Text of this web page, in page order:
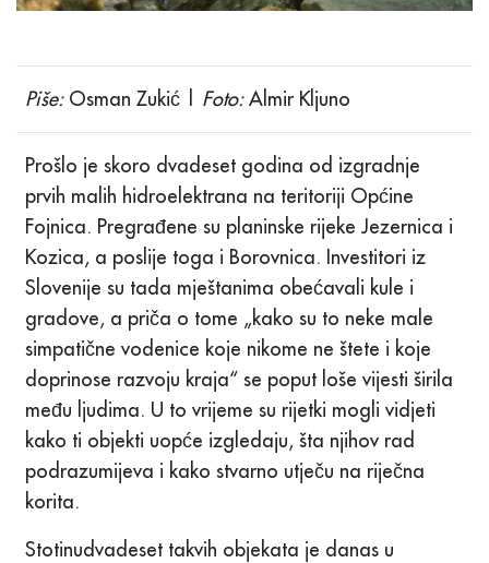
Piše: Osman Zukić | Foto: Almir Kljuno
Prošlo je skoro dvadeset godina od izgradnje
prvih malih hidroelektrana na teritoriji Općine
Fojnica. Pregrađene su planinske rijeke Jezernica i
Kozica, a poslije toga i Borovnica. Investitori iz
Slovenije su tada mještanima obećavali kule i
gradove, a priča o tome „kako su to neke male
simpatične vodenice koje nikome ne štete i koje
doprinose razvoju kraja“ se poput loše vijesti širila
među ljudima. U to vrijeme su rijetki mogli vidjeti
kako ti objekti uopće izgledaju, šta njihov rad
podrazumijeva i kako stvarno utječu na riječna
korita.
Stotinudvadeset takvih objekata je danas u